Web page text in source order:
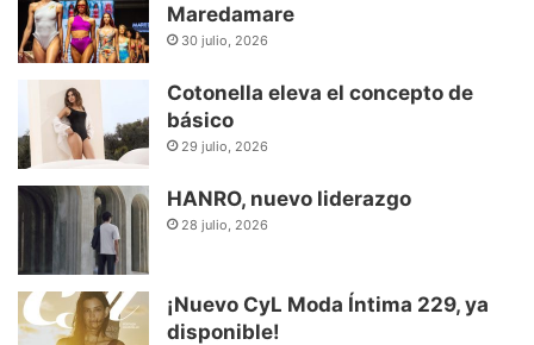
Maredamare
30 julio, 2026
Cotonella eleva el concepto de
básico
29 julio, 2026
HANRO, nuevo liderazgo
28 julio, 2026
¡Nuevo CyL Moda Íntima 229, ya
disponible!